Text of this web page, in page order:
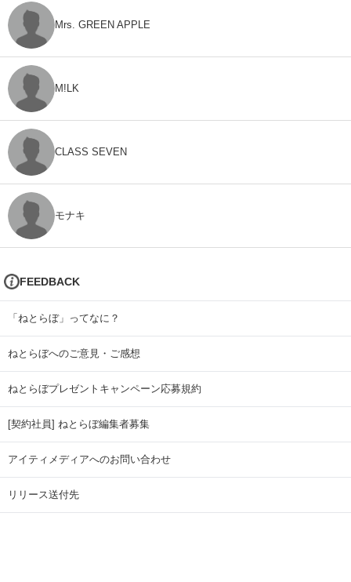
Mrs. GREEN APPLE
M!LK
CLASS SEVEN
モナキ
FEEDBACK
「ねとらぼ」ってなに？
ねとらぼへのご意見・ご感想
ねとらぼプレゼントキャンペーン応募規約
[契約社員] ねとらぼ編集者募集
アイティメディアへのお問い合わせ
リリース送付先